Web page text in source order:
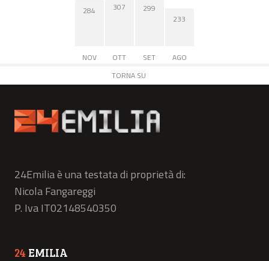
284
NOV
307
OTT
299
SET
233
AGO
TORNA SU
24Emilia è una testata di proprietà di:
Nicola Fangareggi
P. Iva IT02148540350
24 EMILIA